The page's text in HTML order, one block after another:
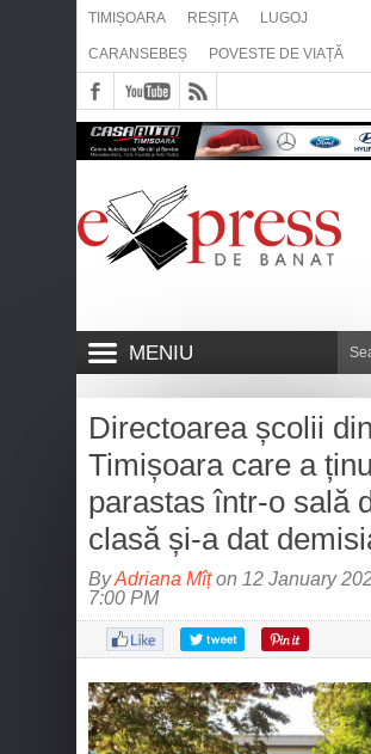
TIMIȘOARA REȘIȚA LUGOJ
CARANSEBEȘ POVESTE DE VIAȚĂ
MENIU
Directoarea școlii din
Timișoara care a
parastas într-o sală
clasă și-a dat
ByAdriana Mîțon 12 January
7:00 PM